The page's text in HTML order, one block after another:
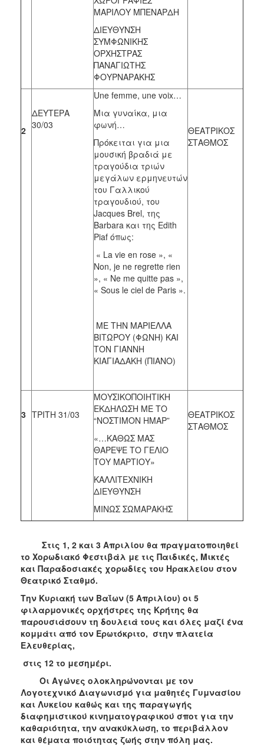
ΜΑΡΙΛΟΥ ΜΠΕΝΑΡΔΗ
ΔΙΕΥΘΥΝΣΗ
ΣΥΜΦΩΝΙΚΗΣ
ΟΡΧΗΣΤΡΑΣ
ΠΑΝΑΓΙΩΤΗΣ
ΦΟΥΡΝΑΡΑΚΗΣ
2
ΔΕΥΤΕΡΑ
30/03
Une femme, une voix…
Μια γυναίκα, μια
φωνή…
Πρόκειται για μια
μουσική βραδιά με
τραγούδια τριών
μεγάλων ερμηνευτών
του Γαλλικού
τραγουδιού, του
Jacques Brel, της
Barbara και της Edith
Piaf όπως:
« La vie en rose », «
Non, je ne regrette rien
», « Ne me quitte pas »,
« Sous le ciel de Paris ».
ΜΕ ΤΗΝ ΜΑΡΙΕΛΛΑ
ΒΙΤΩΡΟΥ (ΦΩΝΗ) ΚΑΙ
ΤΟΝ ΓΙΑΝΝΗ
ΚΙΑΓΙΑΔΑΚΗ (ΠΙΑΝΟ)
ΘΕΑΤΡΙΚΟΣ
ΣΤΑΘΜΟΣ
3 ΤΡΙΤΗ 31/03
ΜΟΥΣΙΚΟΠΟΙΗΤΙΚΗ
ΕΚΔΗΛΩΣΗ ΜΕ ΤΟ
“ΝΟΣΤΙΜΟΝ ΗΜΑΡ”
«…ΚΑΘΩΣ ΜΑΣ
ΘΑΡΕΨΕ ΤΟ ΓΕΛΙΟ
ΤΟΥ ΜΑΡΤΙΟΥ»
ΚΑΛΛΙΤΕΧΝΙΚΗ
ΔΙΕΥΘΥΝΣΗ
ΜΙΝΩΣ ΣΩΜΑΡΑΚΗΣ
ΘΕΑΤΡΙΚΟΣ
ΣΤΑΘΜΟΣ
Στις 1, 2 και 3 Απριλίου θα πραγματοποιηθεί
το Χορωδιακό Φεστιβάλ με τις Παιδικές, Μικτές
και Παραδοσιακές χορωδίες του Ηρακλείου στον
Θεατρικό Σταθμό.
Την Κυριακή των Βαΐων (5 Απριλίου) οι 5
φιλαρμονικές ορχήστρες της Κρήτης θα
παρουσιάσουν τη δουλειά τους και όλες μαζί ένα
κομμάτι από τον Ερωτόκριτο, στην πλατεία
Ελευθερίας,
στις 12 το μεσημέρι.
Οι Αγώνες ολοκληρώνονται με τον
Λογοτεχνικό Διαγωνισμό για μαθητές Γυμνασίου
και Λυκείου καθώς και της παραγωγής
διαφημιστικού κινηματογραφικού σποτ για την
καθαριότητα, την ανακύκλωση, το περιβάλλον
και θέματα ποιότητας ζωής στην πόλη μας.